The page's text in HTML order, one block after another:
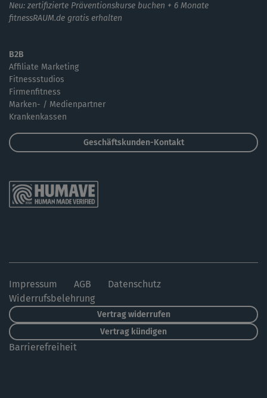
Neu: zertifizierte Präventionskurse buchen + 6 Monate
fitnessRAUM.de gratis erhalten
B2B
Affiliate Marketing
Fitnessstudios
Firmenfitness
Marken- / Medienpartner
Krankenkassen
Geschäftskunden-Kontakt
Impressum AGB
Datenschutz
Widerrufsbelehrung
Vertrag widerrufen
Vertrag kündigen
Barrierefreiheit